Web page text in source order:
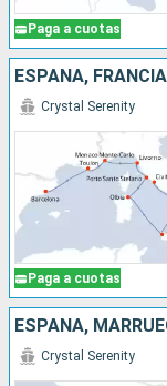
Paga a cuotas
ESPAÑA,
Paga a cuotas
Crystal Serenity
ESPAÑA,
Crystal Serenity